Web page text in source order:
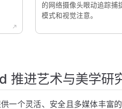
的网络摄像头眼动追踪捕
模式和视觉注意。
推进艺术与美学研
一个灵活、安全且多媒体丰富